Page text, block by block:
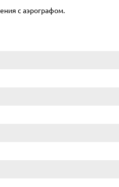
с аэрографом.